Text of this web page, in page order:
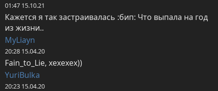
01:47 15.10.21
Кажется я так застраивалась :бип: Что выпала на год
из жизни..
MyLiayn
20:28 15.04.20
Fain_to_Lie, хехехех))
YuriBulka
20:23 15.04.20